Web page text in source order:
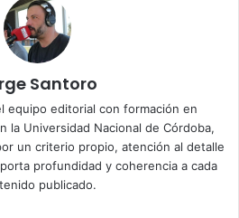
Santoro
equipo editorial con formación en
la Universidad Nacional de Córdoba,
un criterio propio, atención al detalle
profundidad y coherencia a cada
publicado.